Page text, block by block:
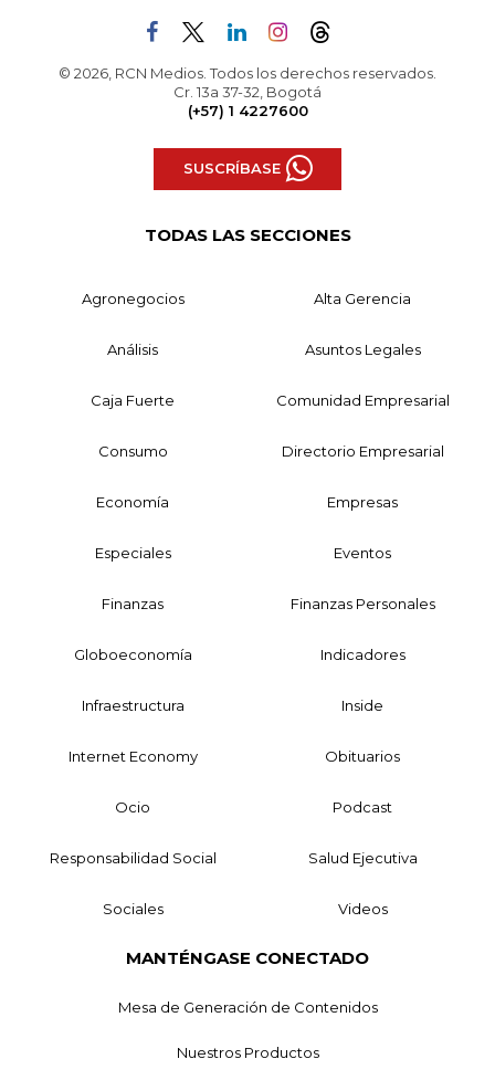
© 2026, RCN Medios. Todos los derechos reservados.
Cr. 13a 37-32, Bogotá
(+57) 1 4227600
SUSCRÍBASE
TODAS LAS SECCIONES
Agronegocios Alta Gerencia
Análisis Asuntos Legales
Caja Fuerte Comunidad Empresarial
Consumo Directorio Empresarial
Economía Empresas
Especiales Eventos
Finanzas Finanzas Personales
Globoeconomía Indicadores
Infraestructura Inside
Internet Economy Obituarios
Ocio Podcast
Responsabilidad Social Salud Ejecutiva
Sociales Videos
MANTÉNGASE CONECTADO
Mesa de Generación de Contenidos
Nuestros Productos